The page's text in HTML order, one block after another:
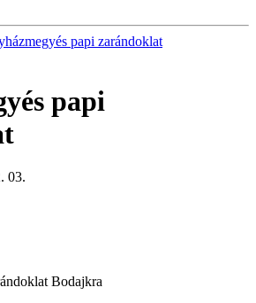
papi zarándoklat
papi
03.
Bodajkra